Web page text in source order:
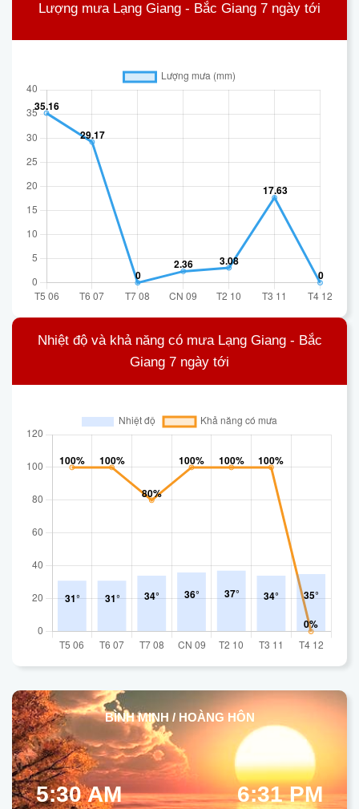
Lượng mưa Lạng Giang - Bắc Giang 7 ngày tới
Nhiệt độ và khả năng có mưa Lạng Giang - Bắc
Giang 7 ngày tới
BÌNH MINH / HOÀNG HÔN
5:30 AM 6:31 PM